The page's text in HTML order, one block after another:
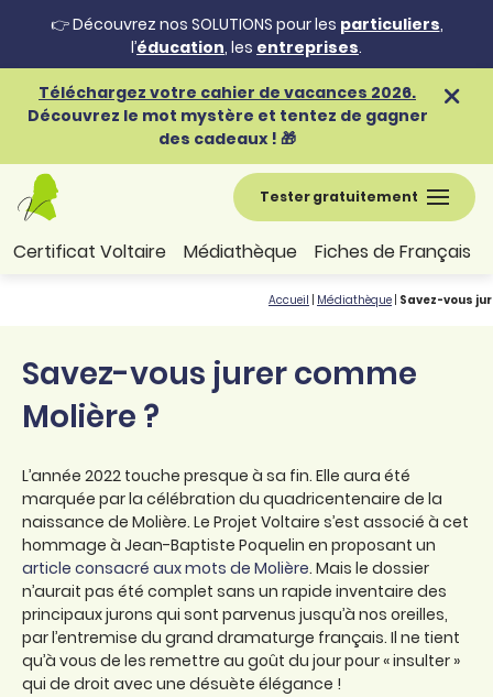
👉 Découvrez nos SOLUTIONS pour les particuliers,
l’éducation, les entreprises.
Téléchargez votre cahier de vacances 2026.
Découvrez le mot mystère et tentez de gagner
des cadeaux ! 🎁
Tester gratuitement
Certificat Voltaire Médiathèque Fiches de Français
Accueil Médiathèque Savez-vous
Savez-vous jurer comme
Molière ?
L’année 2022 touche presque à sa fin. Elle aura été
marquée par la célébration du quadricentenaire de la
naissance de Molière. Le Projet Voltaire s’est associé à cet
hommage à Jean-Baptiste Poquelin en proposant un
article consacré aux mots de Molière. Mais le dossier
n’aurait pas été complet sans un rapide inventaire des
principaux jurons qui sont parvenus jusqu’à nos oreilles,
par l’entremise du grand dramaturge français. Il ne tient
qu’à vous de les remettre au goût du jour pour « insulter »
qui de droit avec une désuète élégance !